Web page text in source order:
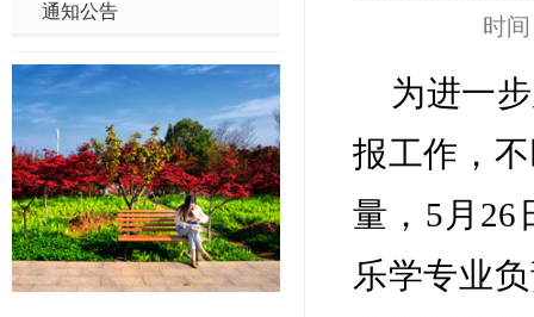
通知公告
时
为进一
报工作，
量，5月26
乐学专业